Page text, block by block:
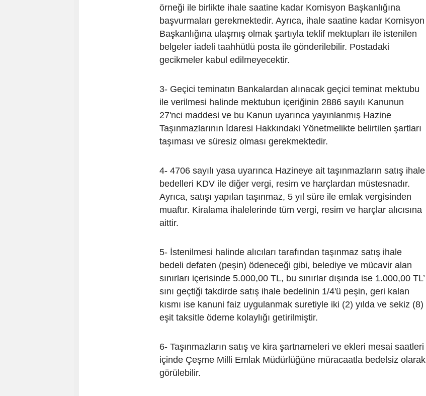
örneği ile birlikte ihale saatine kadar Komisyon Başkanlığına
başvurmaları gerekmektedir. Ayrıca, ihale saatine kadar Komisyon
Başkanlığına ulaşmış olmak şartıyla teklif mektupları ile istenilen
belgeler iadeli taahhütlü posta ile gönderilebilir. Postadaki
gecikmeler kabul edilmeyecektir.
3- Geçici teminatın Bankalardan alınacak geçici teminat mektubu
ile verilmesi halinde mektubun içeriğinin 2886 sayılı Kanunun
27'nci maddesi ve bu Kanun uyarınca yayınlanmış Hazine
Taşınmazlarının İdaresi Hakkındaki Yönetmelikte belirtilen şartları
taşıması ve süresiz olması gerekmektedir.
4- 4706 sayılı yasa uyarınca Hazineye ait taşınmazların satış ihale
bedelleri KDV ile diğer vergi, resim ve harçlardan müstesnadır.
Ayrıca, satışı yapılan taşınmaz, 5 yıl süre ile emlak vergisinden
muaftır. Kiralama ihalelerinde tüm vergi, resim ve harçlar alıcısına
aittir.
5- İstenilmesi halinde alıcıları tarafından taşınmaz satış ihale
bedeli defaten (peşin) ödeneceği gibi, belediye ve mücavir alan
sınırları içerisinde 5.000,00 TL, bu sınırlar dışında ise 1.000,00 TL’
sını geçtiği takdirde satış ihale bedelinin 1/4'ü peşin, geri kalan
kısmı ise kanuni faiz uygulanmak suretiyle iki (2) yılda ve sekiz (8)
eşit taksitle ödeme kolaylığı getirilmiştir.
6- Taşınmazların satış ve kira şartnameleri ve ekleri mesai saatleri
içinde Çeşme Milli Emlak Müdürlüğüne müracaatla bedelsiz olarak
görülebilir.